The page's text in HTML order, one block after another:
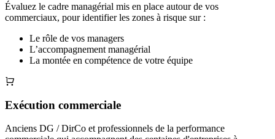
Évaluez le cadre managérial mis en place autour de vos
commerciaux, pour identifier les zones à risque sur :
Le rôle de vos managers
L’accompagnement managérial
La montée en compétence de votre équipe
Exécution commerciale
Anciens DG / DirCo et professionnels de la performance